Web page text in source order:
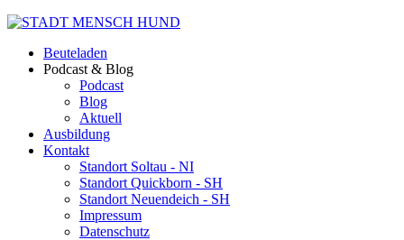
Beuteladen
Podcast & Blog
Podcast
Blog
Aktuell
Ausbildung
Kontakt
Standort Soltau - NI
Standort Quickborn - SH
Standort Neuendeich - SH
Impressum
Datenschutz